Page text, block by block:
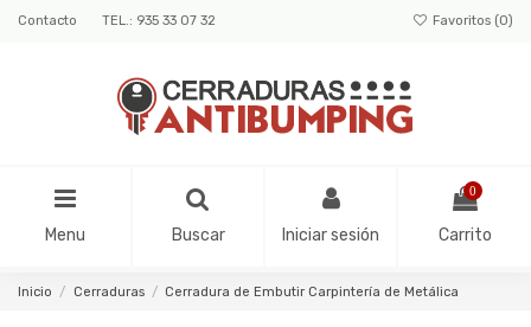
Contacto TEL.: 935 33 07 32 Favoritos (0)
Menu Buscar Iniciar sesión
0
Carrito
Inicio Cerraduras Cerradura de Embutir Carpintería de Metálica